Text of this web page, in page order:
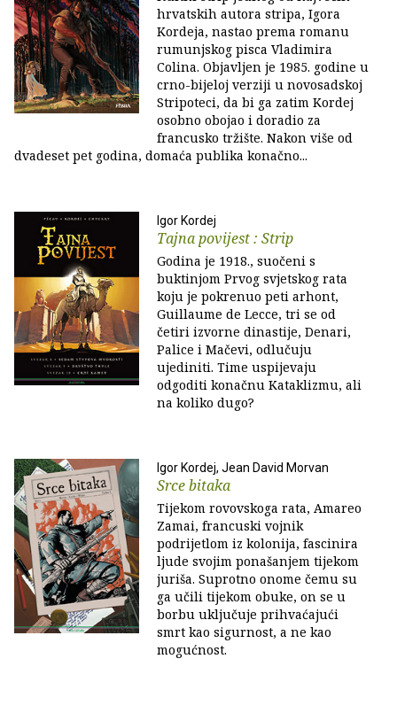
hrvatskih autora stripa, Igora
Kordeja, nastao prema romanu
rumunjskog pisca Vladimira
Colina. Objavljen je 1985. godine u
crno-bijeloj verziji u novosadskoj
Stripoteci, da bi ga zatim Kordej
osobno obojao i doradio za
francusko tržište. Nakon više od
dvadeset pet godina, domaća publika konačno...
Igor Kordej
Tajna povijest : Strip
Godina je 1918., suočeni s
buktinjom Prvog svjetskog rata
koju je pokrenuo peti arhont,
Guillaume de Lecce, tri se od
četiri izvorne dinastije, Denari,
Palice i Mačevi, odlučuju
ujediniti. Time uspijevaju
odgoditi konačnu Kataklizmu, ali
na koliko dugo?
Igor Kordej, Jean David Morvan
Srce bitaka
Tijekom rovovskoga rata, Amareo
Zamai, francuski vojnik
podrijetlom iz kolonija, fascinira
ljude svojim ponašanjem tijekom
juriša. Suprotno onome čemu su
ga učili tijekom obuke, on se u
borbu uključuje prihvaćajući
smrt kao sigurnost, a ne kao
mogućnost.